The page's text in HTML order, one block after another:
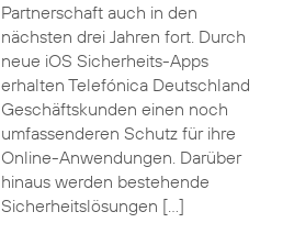
Partnerschaft auch in den
nächsten drei Jahren fort. Durch
neue iOS Sicherheits-Apps
erhalten Telefónica Deutschland
Geschäftskunden einen noch
umfassenderen Schutz für ihre
Online-Anwendungen. Darüber
hinaus werden bestehende
Sicherheitslösungen […]